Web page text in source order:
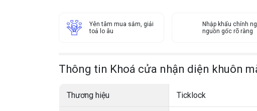
ệ
n
u
Yên tâm mua sắm, giải
toả lo âu
Nhập khẩu chính
nguồn gốc rõ ràng
Thông tin Khoá cửa nhận diện khuôn
Thương hiệu Ticklock